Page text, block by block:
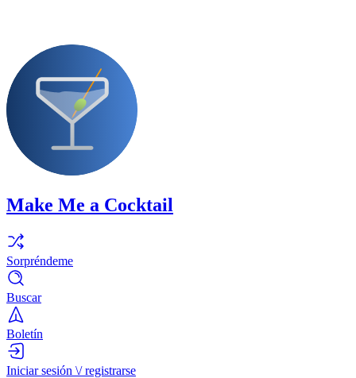
Make Me a Cocktail
Sorpréndeme
Buscar
Boletín
Iniciar sesión \/ registrarse